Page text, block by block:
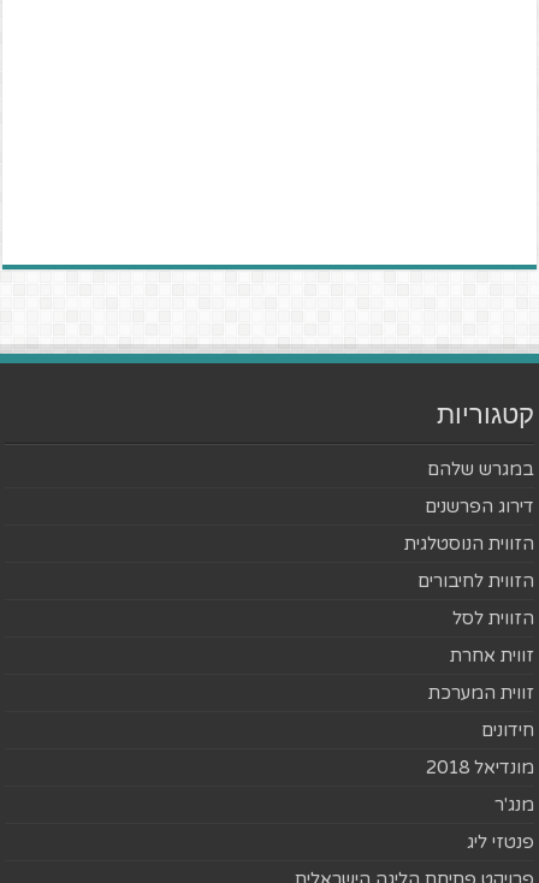
קטגוריות
במגרש שלהם
דירוג הפרשנים
הזווית הנוסטלגית
הזווית לחיבורים
הזווית לסל
זווית אחרת
זווית המערכת
חידונים
מונדיאל 2018
מנג'ר
פנטזי ליג